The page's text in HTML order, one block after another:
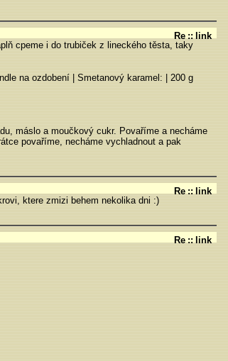
Re :: link
cpeme i do trubiček z lineckého těsta, taky
na ozdobení | Smetanový karamel: | 200 g
máslo a moučkový cukr. Povaříme a necháme
povaříme, necháme vychladnout a pak
Re :: link
ktere zmizi behem nekolika dni :)
Re :: link